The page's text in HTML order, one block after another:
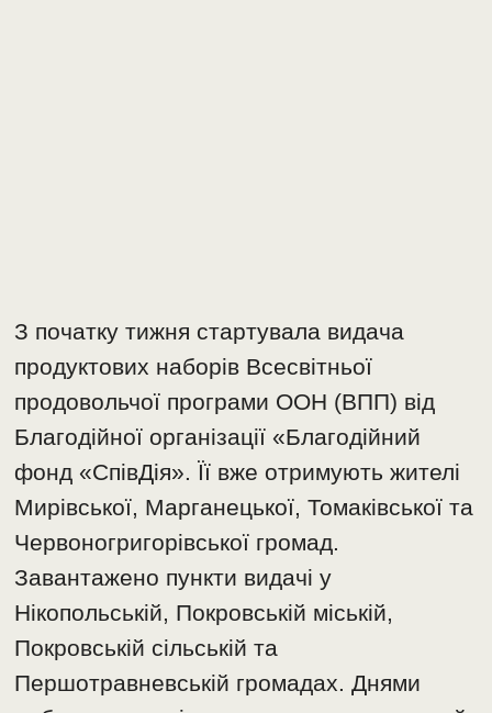
З початку тижня стартувала видача
продуктових наборів Всесвітньої
продовольчої програми ООН (ВПП) від
Благодійної організації «Благодійний
фонд «СпівДія». Її вже отримують жителі
Мирівської, Марганецької, Томаківської та
Червоногригорівської громад.
Завантажено пункти видачі у
Нікопольській, Покровській міській,
Покровській сільській та
Першотравневській громадах. Днями